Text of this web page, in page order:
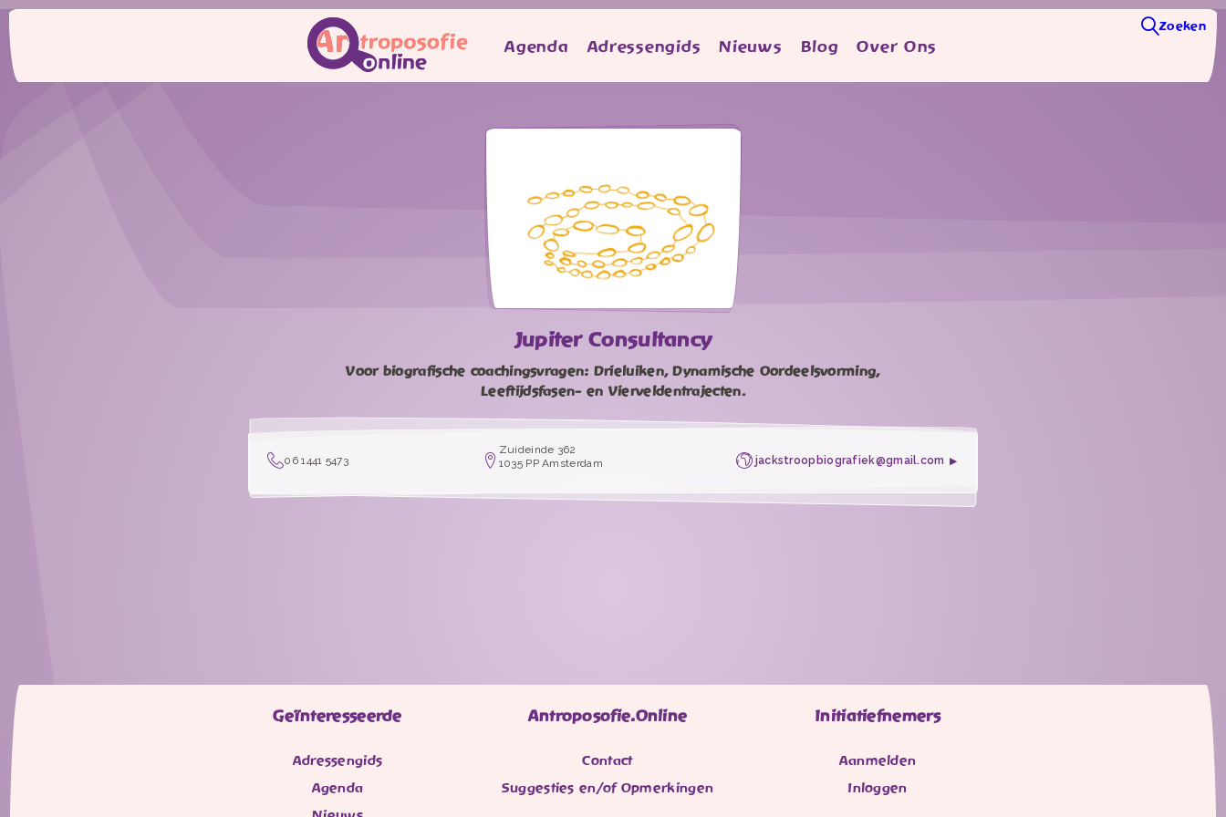
Agenda Adressengids Nieuws Blog Over Ons
Zoeken
Jupiter Consultancy
Voor biografische coachingsvragen: Drieluiken, Dynamische Oordeelsvorming,
Leeftijdsfasen- en Vierveldentrajecten.
06 1441 5473
Zuideinde 362
1035 PP Amsterdam
jackstroopbiografiek@gmail.com
Geïnteresseerde
Adressengids
Agenda
Antroposofie.Online
Contact
Suggesties en/of Opmerkingen
Initiatiefnemers
Aanmelden
Inloggen